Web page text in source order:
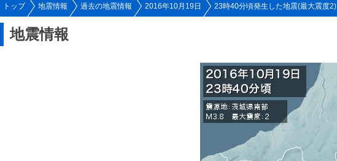
トップ 地震情報 過去の地震情報 2016年10月19日 23時40分頃発生した地震(最大震度2)
地震情報